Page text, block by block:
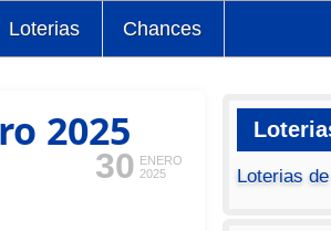
Loterias Chances
2025
30 ENERO
2025
Loterias